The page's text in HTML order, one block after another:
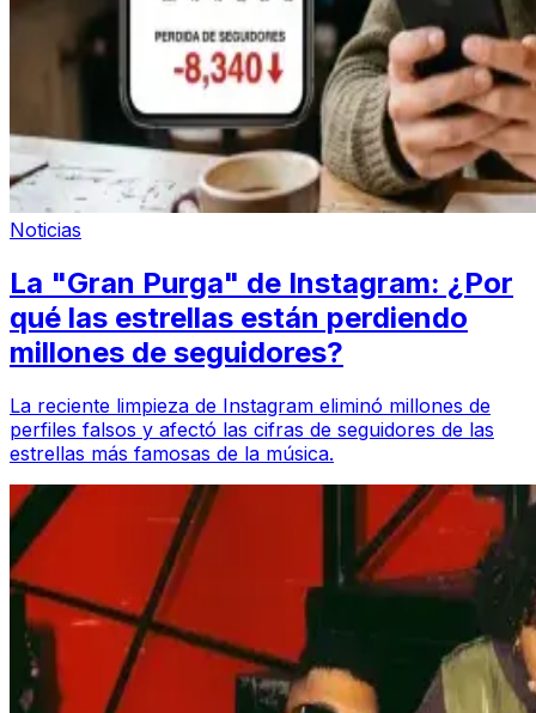
Noticias
La "Gran Purga" de Instagram: ¿Por
qué las estrellas están perdiendo
millones de seguidores?
La reciente limpieza de Instagram eliminó millones de
perfiles falsos y afectó las cifras de seguidores de las
estrellas más famosas de la música.